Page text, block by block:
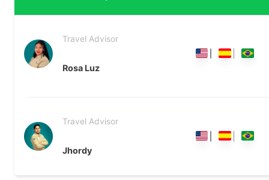
Travel Advisor
Rosa Luz
Travel Advisor
Jhordy